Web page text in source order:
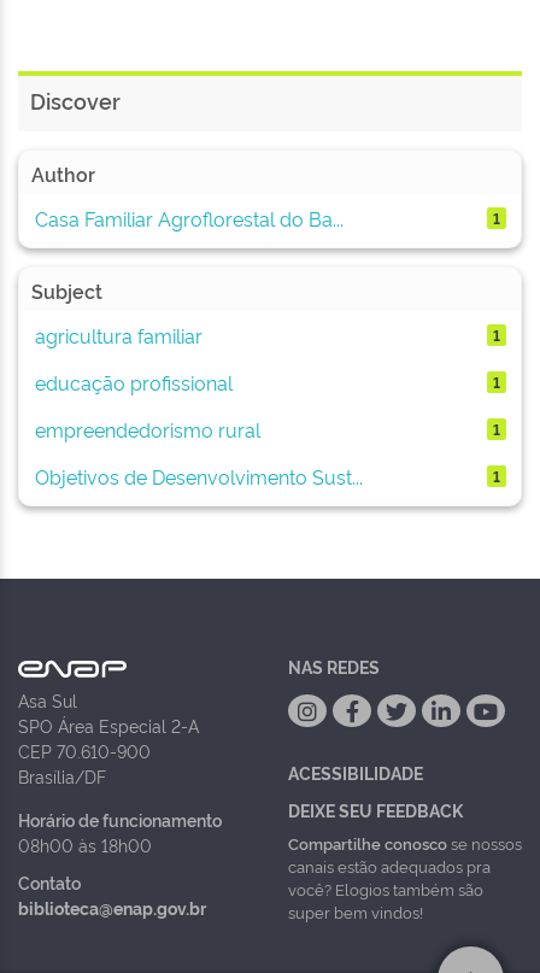
Discover
Author
Casa Familiar Agroflorestal do Ba...
1
Subject
agricultura familiar
1
educação profissional 1
empreendedorismo rural 1
Objetivos de Desenvolvimento Sust... 1
Asa Sul
SPO Área Especial 2-A
CEP 70.610-900
Brasília/DF
Horário de funcionamento
08h00 às 18h00
Contato
biblioteca@enap.gov.br
NAS REDES
ACESSIBILIDADE
DEIXE SEU FEEDBACK
Compartilhe conoscose nossos
canais estão adequados pra
você? Elogios também são
super bem vindos!